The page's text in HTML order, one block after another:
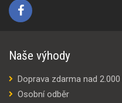
Naše výhody
Doprava zdarma nad
Osobní odběr